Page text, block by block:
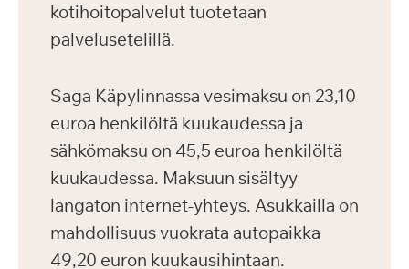
kotihoitopalvelut tuotetaan
palvelusetelillä.
Saga Käpylinnassa vesimaksu on 23,10
euroa henkilöltä kuukaudessa ja
sähkömaksu on 45,5 euroa henkilöltä
kuukaudessa. Maksuun sisältyy
langaton internet-yhteys. Asukkailla on
mahdollisuus vuokrata autopaikka
49,20 euron kuukausihintaan.